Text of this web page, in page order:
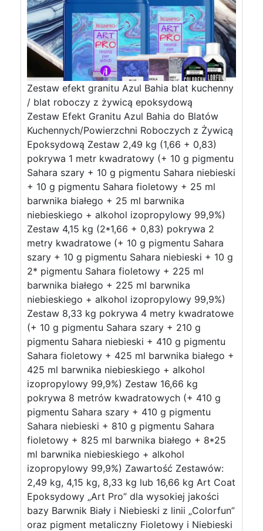
Zestaw efekt granitu Azul Bahia blat kuchenny
/ blat roboczy z żywicą epoksydową
Zestaw Efekt Granitu Azul Bahia do Blatów
Kuchennych/Powierzchni Roboczych z Żywicą
Epoksydową Zestaw 2,49 kg (1,66 + 0,83)
pokrywa 1 metr kwadratowy (+ 10 g pigmentu
Sahara szary + 10 g pigmentu Sahara niebieski
+ 10 g pigmentu Sahara fioletowy + 25 ml
barwnika białego + 25 ml barwnika
niebieskiego + alkohol izopropylowy 99,9%)
Zestaw 4,15 kg (2*1,66 + 0,83) pokrywa 2
metry kwadratowe (+ 10 g pigmentu Sahara
szary + 10 g pigmentu Sahara niebieski + 10 g
2* pigmentu Sahara fioletowy + 225 ml
barwnika białego + 225 ml barwnika
niebieskiego + alkohol izopropylowy 99,9%)
Zestaw 8,33 kg pokrywa 4 metry kwadratowe
(+ 10 g pigmentu Sahara szary + 210 g
pigmentu Sahara niebieski + 410 g pigmentu
Sahara fioletowy + 425 ml barwnika białego +
425 ml barwnika niebieskiego + alkohol
izopropylowy 99,9%) Zestaw 16,66 kg
pokrywa 8 metrów kwadratowych (+ 410 g
pigmentu Sahara szary + 410 g pigmentu
Sahara niebieski + 810 g pigmentu Sahara
fioletowy + 825 ml barwnika białego + 8*25
ml barwnika niebieskiego + alkohol
izopropylowy 99,9%) Zawartość Zestawów:
2,49 kg, 4,15 kg, 8,33 kg lub 16,66 kg Art Coat
Epoksydowy „Art Pro” dla wysokiej jakości
bazy Barwnik Biały i Niebieski z linii „Colorfun”
oraz pigment metaliczny Fioletowy i Niebieski